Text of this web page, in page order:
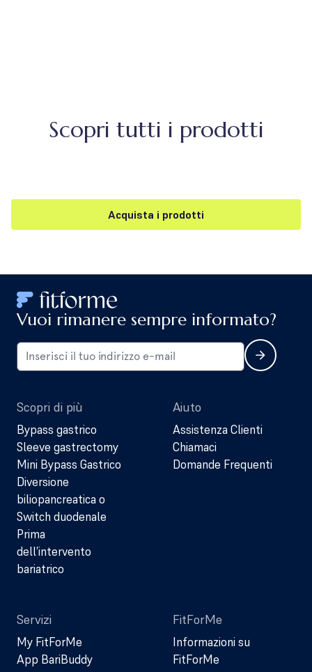
Scopri tutti i prodotti
Acquista i prodotti
Vuoi rimanere sempre informato?
Scopri di più
Bypass gastrico
Sleeve gastrectomy
Mini Bypass Gastrico
Diversione
biliopancreatica o
Switch duodenale
Prima
dell’intervento
bariatrico
Aiuto
Assistenza Clienti
Chiamaci
Domande Frequenti
Servizi
My FitForMe
App BariBuddy
FitForMe
Informazioni su
FitForMe